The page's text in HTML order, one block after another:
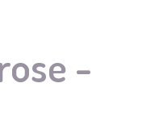
Demon Slayer
-